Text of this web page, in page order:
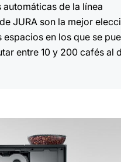
automáticas de la línea
JURA son la mejor
espacios en los que se
entre 10 y 200 cafés al